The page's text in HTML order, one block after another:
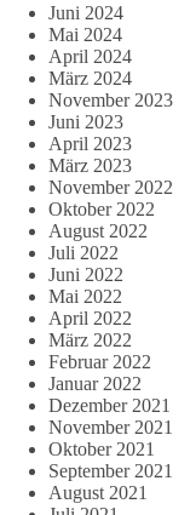
Juni 2024
Mai 2024
April 2024
März 2024
November 2023
Juni 2023
April 2023
März 2023
November 2022
Oktober 2022
August 2022
Juli 2022
Juni 2022
Mai 2022
April 2022
März 2022
Februar 2022
Januar 2022
Dezember 2021
November 2021
Oktober 2021
September 2021
August 2021